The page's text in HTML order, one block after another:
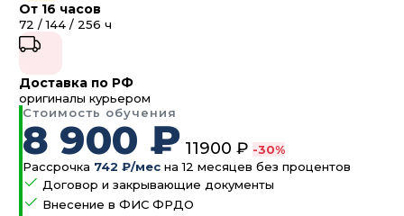
От 16 часов
72 / 144 / 256 ч
Доставка по РФ
оригиналы курьером
Стоимость обучения
8 900 ₽ 11900 ₽ -30%
Рассрочка 742 ₽/мес на 12 месяцев без процентов
Договор и закрывающие документы
Внесение в ФИС ФРДО